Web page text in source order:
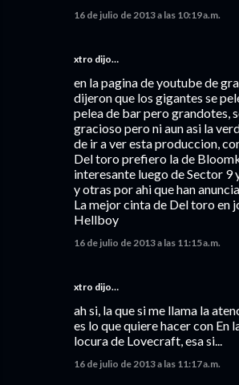
16 de julio de 2013 a las 10:19 a.m.
xtro dijo…
en la pagina de youtube de
dijeron que los gigantes se
pelea de bar pero grandotes,
gracioso pero ni aun asi la
de ir a ver esta produccion,
Del toro prefiero la de
interesante luego de Sector 9
y otras por ahi que han
La mejor cinta de Del toro en
Hellboy
16 de julio de 2013 a las 11:15 a.m.
xtro dijo…
ah si, la que si me llama la
es lo que quiere hacer con En
locura de Lovecraft, esa si...
16 de julio de 2013 a las 11:17 a.m.